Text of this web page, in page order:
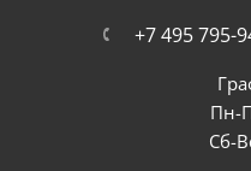
+7 495 795-
Пн-
Сб-